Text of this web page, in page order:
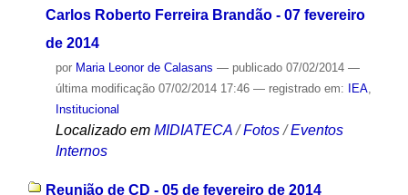
Carlos Roberto Ferreira Brandão - 07 fevereiro
de 2014
por Maria Leonor de Calasans — publicado07/02/2014 —
última modificação07/02/2014 17:46 — registrado em: IEA,
Institucional
Localizado em MIDIATECA /Fotos /Eventos
Internos
Reunião de CD - 05 de fevereiro de 2014